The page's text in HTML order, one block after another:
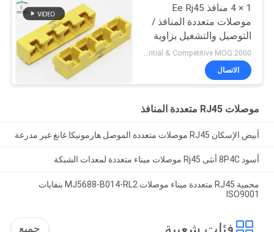
1 × 4 منافذ Ee Rj45
موصلات متعددة المنافذ /
التوصيل والتشغيل بزاوية
الزاوية اليمنى RJ45
Bticino Lan Port
الاتصال
موصلات RJ45 متعددة المنافذ
أبيض الإسكان RJ45 موصلات متعددة الموصل هارمونيكا غانغ غير مدرعة
أسود 8P4C أنثى Rj45 موصلات ميناء متعددة لمعدات الشبكة
محمية RJ45 متعددة ميناء موصلات MJ5688-B014-RL2 بنفايات
ISO9001
جميع